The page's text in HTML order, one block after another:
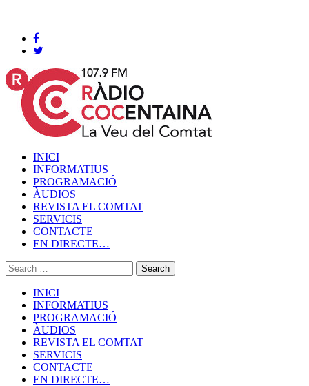
INICI
INFORMATIUS
PROGRAMACIÓ
ÀUDIOS
REVISTA EL COMTAT
SERVICIS
CONTACTE
EN DIRECTE…
INICI
INFORMATIUS
PROGRAMACIÓ
ÀUDIOS
REVISTA EL COMTAT
SERVICIS
CONTACTE
EN DIRECTE…